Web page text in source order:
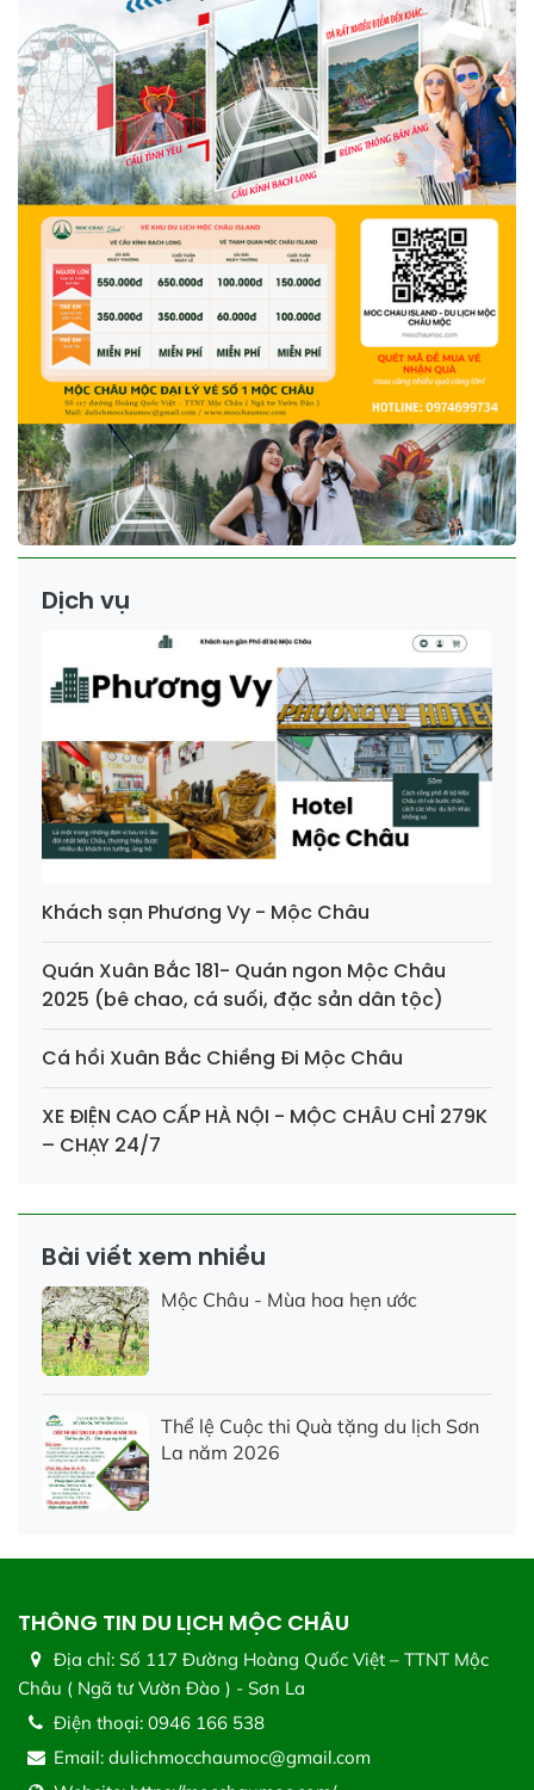
Dịch vụ
Khách sạn Phương Vy - Mộc Châu
Quán Xuân Bắc 181- Quán ngon Mộc Châu
2025 (bê chao, cá suối, đặc sản dân tộc)
Cá hồi Xuân Bắc Chiềng Đi Mộc Châu
XE ĐIỆN CAO CẤP HÀ NỘI - MỘC CHÂU CHỈ 279K
– CHẠY 24/7
Bài viết xem nhiều
Mộc Châu - Mùa hoa hẹn ước
Thể lệ Cuộc thi Quà tặng du lịch Sơn
La năm 2026
THÔNG TIN DU LỊCH MỘC CHÂU
Địa chỉ: Số 117 Đường Hoàng Quốc Việt – TTNT Mộc
Châu ( Ngã tư Vườn Đào ) - Sơn La
Điện thoại: 0946 166 538
Email: dulichmocchaumoc@gmail.com